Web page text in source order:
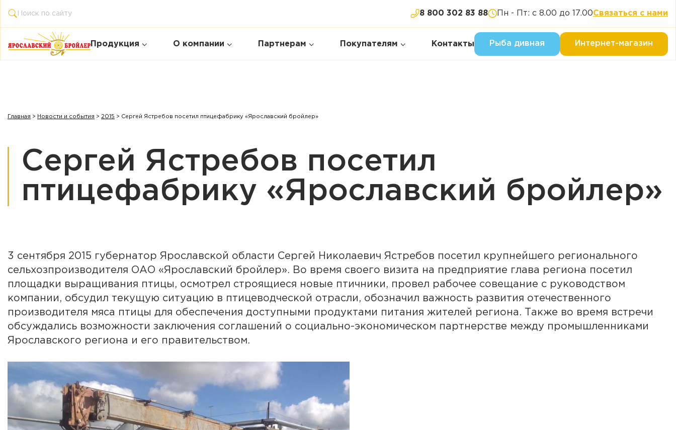
8 800 302 83 88 Пн - Пт: с 8.00 до 17.00Связаться с нами
Продукция О компании Партнерам Покупателям Контакты Рыба дивная Интернет-магазин
Главная > Новости и события > 2015 > Сергей Ястребов посетил птицефабрику «Ярославский бройлер»
Сергей Ястребов посетил
птицефабрику «Ярославский бройлер»
3 сентября 2015 губернатор Ярославской области Сергей Николаевич Ястребов посетил крупнейшего регионального
сельхозпроизводителя ОАО «Ярославский бройлер». Во время своего визита на предприятие глава региона посетил
площадки выращивания птицы, осмотрел строящиеся новые птичники, провел рабочее совещание с руководством
компании, обсудил текущую ситуацию в птицеводческой отрасли, обозначил важность развития отечественного
производителя мяса птицы для обеспечения доступными продуктами питания жителей региона. Также во время встречи
обсуждались возможности заключения соглашений о социально-экономическом партнерстве между промышленниками
Ярославского региона и его правительством.